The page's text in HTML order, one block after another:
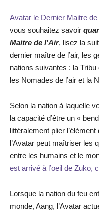
Avatar le Dernier Maitre
vous souhaitez savoir
Maitre de l’Air, lisez la
dernier maître de l’air, les
nations suivantes : la
les Nomades de l’air et la
Selon la nation à laquelle
la capacité d’être un «
littéralement plier
l’Avatar peut maîtriser les
entre les humains et le
est arrivé à l’oeil de Zuko,
Lorsque la nation du feu
monde, Aang, l’Avatar